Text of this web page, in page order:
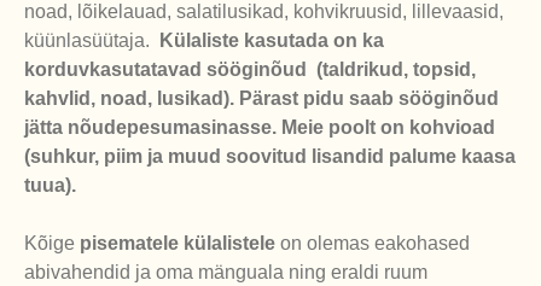
noad, lõikelauad, salatilusikad, kohvikruusid, lillevaasid,
küünlasüütaja.
Külaliste kasutada on ka
korduvkasutatavad sööginõud (taldrikud, topsid,
kahvlid, noad, lusikad). Pärast pidu saab sööginõud
jätta nõudepesumasinasse. Meie poolt on kohvioad
(suhkur, piim ja muud soovitud lisandid palume kaasa
tuua).
Kõige pisematele külalistele on olemas eakohased
abivahendid ja oma mänguala ning eraldi ruum